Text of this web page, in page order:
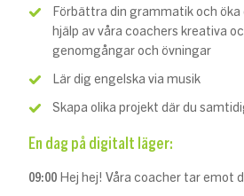
Förbättra din grammatik och
hjälp av våra coachers kreativa
genomgångar och övningar
Lär dig engelska via musik
Skapa olika projekt där du
En dag på digitalt läger:
09:00 Hej hej! Våra coacher tar emot